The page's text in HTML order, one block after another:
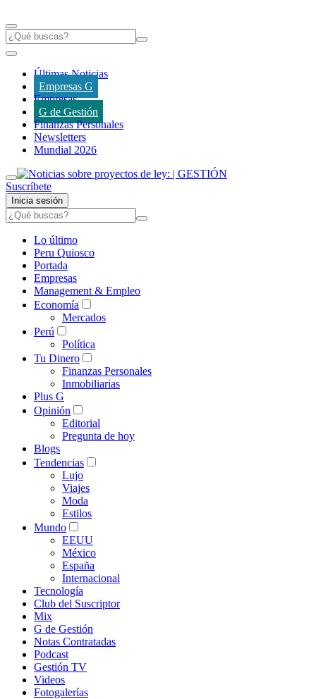
Últimas Noticias
Empresas G
Empresas
G de Gestión
Finanzas Personales
Newsletters
Mundial 2026
Suscríbete
Inicia sesión
Lo último
Peru Quiosco
Portada
Empresas
Management & Empleo
Economía
Mercados
Perú
Política
Tu Dinero
Finanzas Personales
Inmobiliarias
Plus G
Opinión
Editorial
Pregunta de hoy
Blogs
Tendencias
Lujo
Viajes
Moda
Estilos
Mundo
EEUU
México
España
Internacional
Tecnología
Club del Suscriptor
Mix
G de Gestión
Notas Contratadas
Podcast
Gestión TV
Videos
Fotogalerías